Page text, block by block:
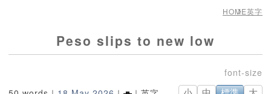
HOME英字
Peso slips to new low